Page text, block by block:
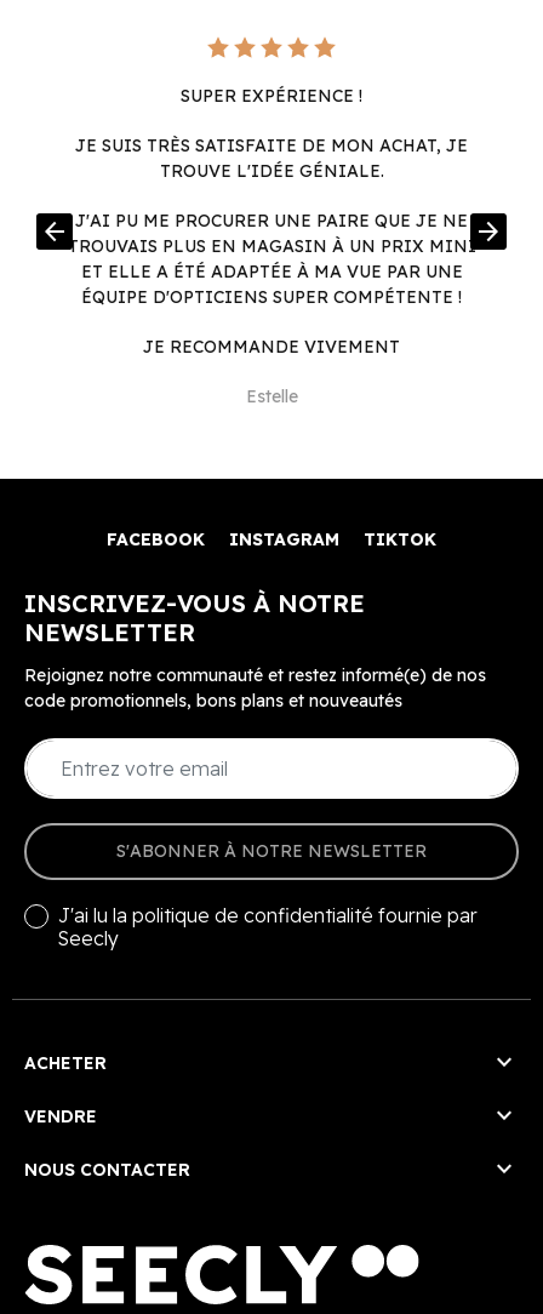
SUPER EXPÉRIENCE !
JE SUIS TRÈS SATISFAITE DE MON ACHAT, JE
TROUVE L'IDÉE GÉNIALE.
J'AI PU ME PROCURER UNE PAIRE QUE JE NE
TROUVAIS PLUS EN MAGASIN À UN PRIX MINI
ET ELLE A ÉTÉ ADAPTÉE À MA VUE PAR UNE
ÉQUIPE D'OPTICIENS SUPER COMPÉTENTE !
JE RECOMMANDE VIVEMENT
Estelle
arrow_back arrow_forward
FACEBOOK INSTAGRAM TIKTOK
INSCRIVEZ-VOUS À NOTRE
NEWSLETTER
Rejoignez notre communauté et restez informé(e) de nos
code promotionnels, bons plans et nouveautés
S'ABONNER À NOTRE NEWSLETTER
J'ai lu la politique de confidentialité fournie par
Seecly
ACHETER 
VENDRE 
NOUS CONTACTER 